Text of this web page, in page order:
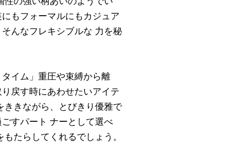
もフォーマルにもカジュア
んなフレキシブルな 力を秘
イム」重圧や束縛から離
戻す時にあわせたいアイテ
ききながら、とびきり優雅で
すパート ナーとして選べ
たらしてくれるでしょう。